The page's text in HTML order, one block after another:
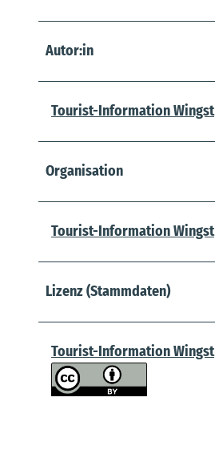
Autor:in
Tourist-Information Wingst
Organisation
Tourist-Information Wingst
Lizenz (Stammdaten)
Tourist-Information Wingst